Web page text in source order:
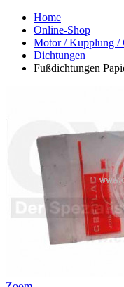
Home
Online-Shop
Motor / Kupplung /
Dichtungen
Fußdichtungen